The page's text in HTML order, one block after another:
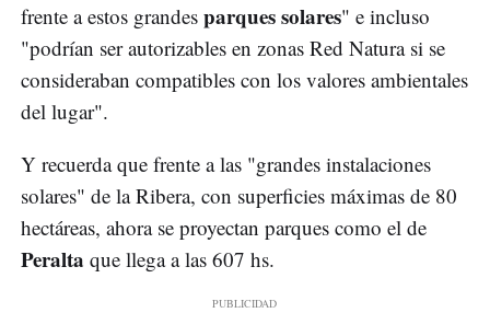
frente a estos grandes parques solares" e incluso
"podrían ser autorizables en zonas Red Natura si se
consideraban compatibles con los valores ambientales
del lugar".
Y recuerda que frente a las "grandes instalaciones
solares" de la Ribera, con superficies máximas de 80
hectáreas, ahora se proyectan parques como el de
Peralta que llega a las 607 hs.